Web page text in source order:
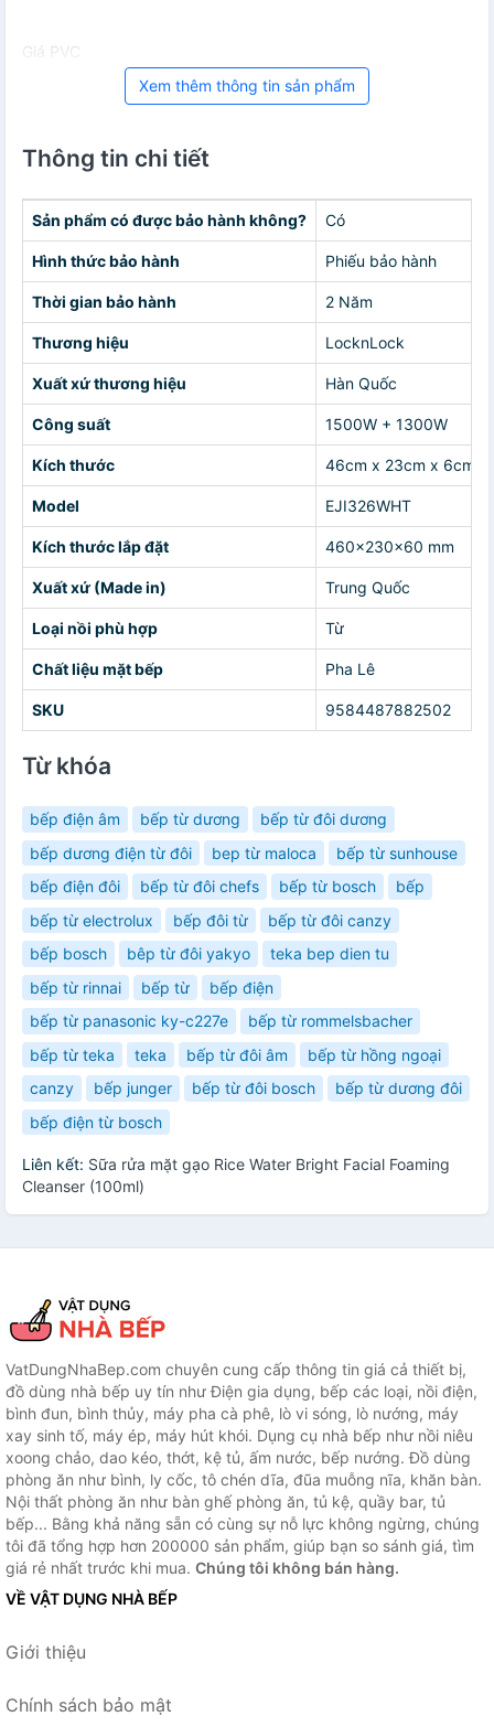
Giá PVC
Xem thêm thông tin sản phẩm
Thông tin chi tiết
Sản phẩm có được bảo hành không? Có
Hình thức bảo hành Phiếu bảo hành
Thời gian bảo hành 2 Năm
Thương hiệu LocknLock
Xuất xứ thương hiệu Hàn Quốc
Công suất 1500W + 1300W
Kích thước 46cm x 23cm x 6cm
Model EJI326WHT
Kích thước lắp đặt 460x230x60 mm
Xuất xứ (Made in) Trung Quốc
Loại nồi phù hợp Từ
Chất liệu mặt bếp Pha Lê
SKU 9584487882502
Từ khóa
bếp điện âm bếp từ dương
bếp từ đôi dương
bếp dương điện từ đôi
bep từ maloca
bếp từ sunhouse
bếp điện đôi
bếp từ đôi chefs bếp từ bosch
bếp
bếp từ electrolux
bếp đôi từ
bếp từ đôi canzy
bếp bosch
bêp từ đôi yakyo
teka bep dien tu
bếp từ rinnai
bếp từ
bếp điện
bếp từ panasonic ky-c227e
bếp từ rommelsbacher
bếp từ teka
teka bếp từ đôi âm
bếp từ hồng ngoại
canzy
bếp junger bếp từ đôi bosch
bếp từ dương đôi
bếp điện từ bosch
Liên kết: Sữa rửa mặt gạo Rice Water Bright Facial Foaming
Cleanser (100ml)
VatDungNhaBep.com chuyên cung cấp thông tin giá cả thiết bị,
đồ dùng nhà bếp uy tín như Điện gia dụng, bếp các loại, nồi điện,
bình đun, bình thủy, máy pha cà phê, lò vi sóng, lò nướng, máy
xay sinh tố, máy ép, máy hút khói. Dụng cụ nhà bếp như nồi niêu
xoong chảo, dao kéo, thớt, kệ tủ, ấm nước, bếp nướng. Đồ dùng
phòng ăn như bình, ly cốc, tô chén dĩa, đũa muỗng nĩa, khăn bàn.
Nội thất phòng ăn như bàn ghế phòng ăn, tủ kệ, quầy bar, tủ
bếp... Bằng khả năng sẵn có cùng sự nỗ lực không ngừng, chúng
tôi đã tổng hợp hơn 200000 sản phẩm, giúp bạn so sánh giá, tìm
giá rẻ nhất trước khi mua. Chúng tôi không bán hàng.
VỀ VẬT DỤNG NHÀ BẾP
Giới thiệu
Chính sách bảo mật